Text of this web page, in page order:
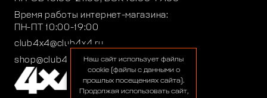
Время работы интернет-магазина:
ПН-ПТ 10:00-19:00
club4x4@club4x4.ru
shop@club4x4.ruНаш сайт использует файлы
cookie (файлы с данными о
прошлых посещениях сайта).
Продолжая использовать сайт,